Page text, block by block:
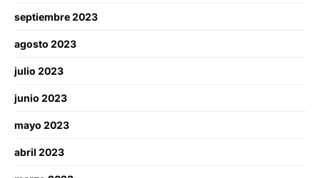
septiembre 2023
agosto 2023
julio 2023
junio 2023
mayo 2023
abril 2023